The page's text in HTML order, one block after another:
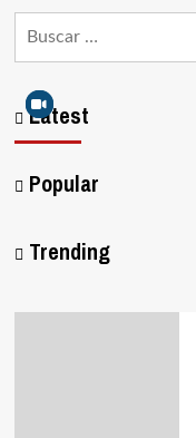
Latest
Popular
Trending